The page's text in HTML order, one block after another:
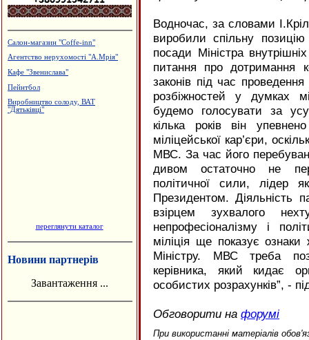
Виробництво камертонів
Архітектурне проектування.
Виробництво еластичної резинки
переглянути каталог
Новини партнерів
Завантаження ...
Водночас, за словами
виробили спільну
посади Міністра
питання про дотримання
законів під час
розбіжностей у думках
будемо голосувати за
кілька років він
міліцейської кар’єри,
МВС. За час його
дивом остаточно не
політичної сили, лідер
Президентом. Діяльність
взірцем зухвалого
непрофесіоналізму і
міліція ще показує
Міністру. МВС треба
керівника, який кидає
особистих розрахунків”, -
Обговорити на форумі
При використанні матеріалів